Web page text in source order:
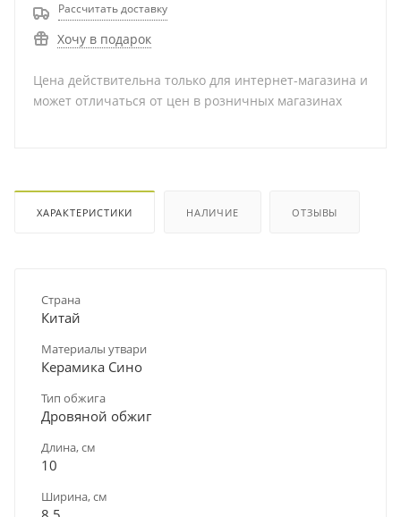
Рассчитать доставку
Хочу в подарок
Цена действительна только для интернет-магазина и
может отличаться от цен в розничных магазинах
ХАРАКТЕРИСТИКИ НАЛИЧИЕ ОТЗЫВЫ
Страна
Китай
Материалы утвари
Керамика Сино
Тип обжига
Дровяной обжиг
Длина, см
10
Ширина, см